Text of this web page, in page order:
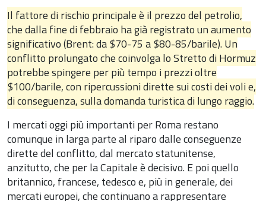
Il fattore di rischio principale è il prezzo del petrolio,
che dalla fine di febbraio ha già registrato un aumento
significativo (Brent: da $70-75 a $80-85/barile). Un
conflitto prolungato che coinvolga lo Stretto di Hormuz
potrebbe spingere per più tempo i prezzi oltre
$100/barile, con ripercussioni dirette sui costi dei voli e,
di conseguenza, sulla domanda turistica di lungo raggio.
I mercati oggi più importanti per Roma restano
comunque in larga parte al riparo dalle conseguenze
dirette del conflitto, dal mercato statunitense,
anzitutto, che per la Capitale è decisivo. E poi quello
britannico, francese, tedesco e, più in generale, dei
mercati europei, che continuano a rappresentare